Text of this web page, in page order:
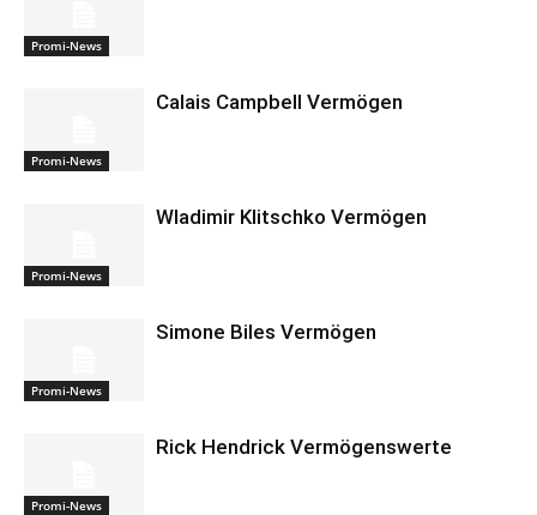
Promi-News
Promi-News
Calais Campbell Vermögen
Promi-News
Wladimir Klitschko Vermögen
Promi-News
Simone Biles Vermögen
Promi-News
Rick Hendrick Vermögenswerte